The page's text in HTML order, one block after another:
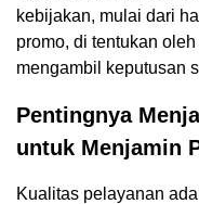
kebijakan, mulai dari
promo, di tentukan
mengambil keputusan
Pentingnya
untuk Menjamin
Kualitas pelayanan